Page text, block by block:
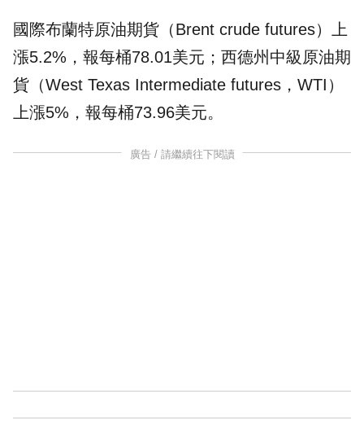
國際布蘭特原油期貨（Brent crude futures）上
漲5.2%，報每桶78.01美元；西德州中級原油期
貨（West Texas Intermediate futures，WTI）
上漲5%，報每桶73.96美元。
廣告 / 請繼續往下閱讀